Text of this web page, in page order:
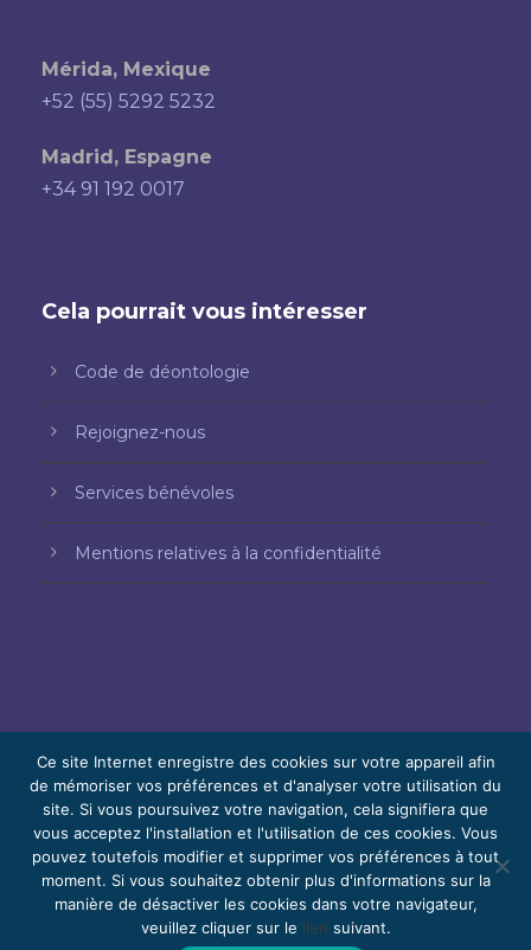
Mérida, Mexique
+52 (55) 5292 5232
Madrid, Espagne
+34 91 192 0017
Cela pourrait vous intéresser
Code de déontologie
Rejoignez-nous
Services bénévoles
Mentions relatives à la confidentialité
© 2026 Bello, Gallardo, Bonequi et García,
S.C.
Contenu traduit automatiquement. La
précision peut varier selon la langue.
Bénévolat
Rejoignez-nous Webmail
Ce site Internet enregistre des cookies sur votre appareil afin
de mémoriser vos préférences et d'analyser votre utilisation du
site. Si vous poursuivez votre navigation, cela signifiera que
vous acceptez l'installation et l'utilisation de ces cookies. Vous
pouvez toutefois modifier et supprimer vos préférences à tout
moment. Si vous souhaitez obtenir plus d'informations sur la
manière de désactiver les cookies dans votre navigateur,
veuillez cliquer sur le lien suivant.